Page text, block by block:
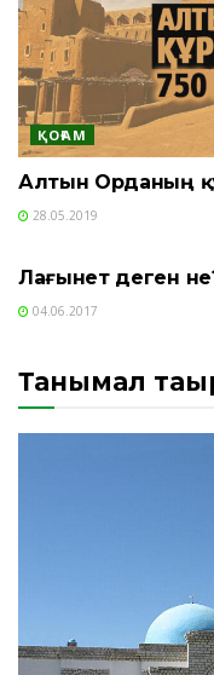
ҚОҒАМ
Алтын Орданың
28.05.2019
Лағынет деген
04.06.2017
Танымал